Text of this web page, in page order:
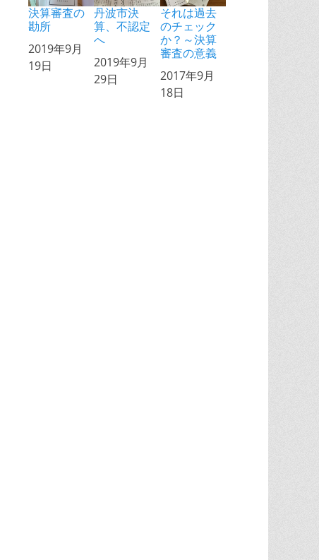
決算審査の
勘所
日付
2019年9月
19日
丹波市決
算、不認定
へ
日付
2019年9月
29日
それは過去
のチェック
か？～決算
審査の意義
日付
2017年9月
18日